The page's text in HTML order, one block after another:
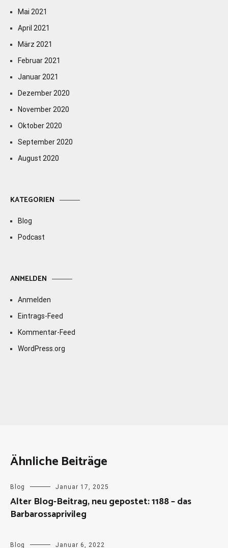
Mai 2021
April 2021
März 2021
Februar 2021
Januar 2021
Dezember 2020
November 2020
Oktober 2020
September 2020
August 2020
KATEGORIEN
Blog
Podcast
ANMELDEN
Anmelden
Eintrags-Feed
Kommentar-Feed
WordPress.org
Ähnliche Beiträge
Blog Januar 17, 2025
Alter Blog-Beitrag, neu gepostet: 1188 – das
Barbarossaprivileg
Blog Januar 6, 2022